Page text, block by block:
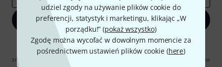
udziel zgody na używanie plików cookie do
preferencji, statystyk i marketingu, klikając „W
porządku!” (pokaż wszystko)
Zgodę można wycofać w dowolnym momencie za
pośrednictwem ustawień plików cookie (here)
Zapisz się teraz
Klikając na „Zapisz się teraz”, wyrażasz zgodę na otrzymywanie
materialów reklamowych przesyłanych drogą elektroniczną. Możesz
zrezygnować z subskrypcji w dowolnym momencie. Więcej informacji na